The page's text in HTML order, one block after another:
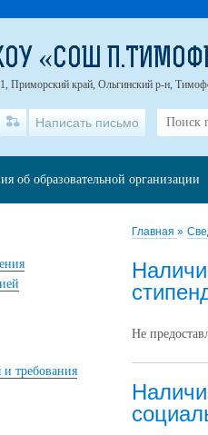
Главная »
Не
и требования
«СОШ
Приморский край, Ольгинский р-н,
Написать письмо
об образовательной организации